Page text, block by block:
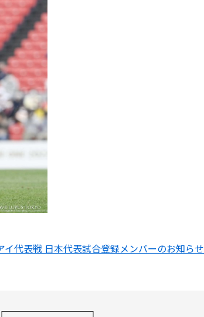
代表戦 日本代表試合登録メンバーのお知らせ